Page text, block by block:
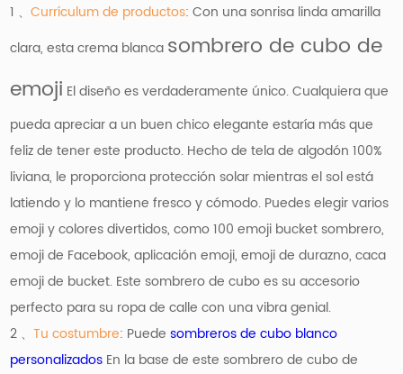
1 、Currículum de productos: Con una sonrisa linda amarilla
clara, esta crema blanca sombrero de cubo de
emoji El diseño es verdaderamente único. Cualquiera que
pueda apreciar a un buen chico elegante estaría más que
feliz de tener este producto. Hecho de tela de algodón 100%
liviana, le proporciona protección solar mientras el sol está
latiendo y lo mantiene fresco y cómodo. Puedes elegir varios
emoji y colores divertidos, como 100 emoji bucket sombrero,
emoji de Facebook, aplicación emoji, emoji de durazno, caca
emoji de bucket. Este sombrero de cubo es su accesorio
perfecto para su ropa de calle con una vibra genial.
2 、Tu costumbre: Puedesombreros de cubo blanco
personalizados En la base de este sombrero de cubo de